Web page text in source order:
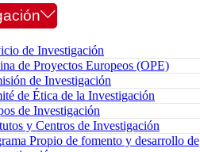
de Investigación
de Proyectos Europeos (OPE)
de Investigación
de Ética de la Investigación
de Investigación
y Centros de Investigación
Propio de fomento y desarrollo de